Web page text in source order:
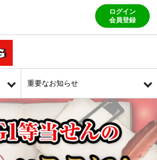
ログイン
会員登録
重要なお知らせ